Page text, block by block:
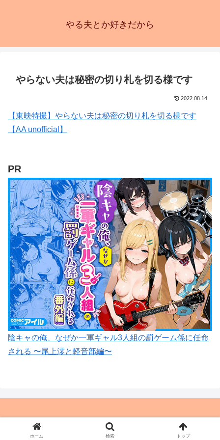
やる夫とか好きだから
やらない夫は秘密の切り札を切る様です
2022.08.14
【東映特撮】やらない夫は秘密の切り札を切る様です
【AA unofficial】
PR
陰キャの俺、なぜか一軍ギャル3人組の罰ゲーム係に任命
される 〜尾上澪と軽音部編〜
© やる夫とか好きだから
ホーム 検索 トップ